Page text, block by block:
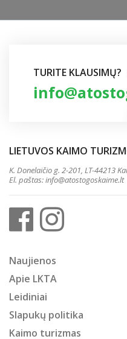
TURITE KLAUSIMŲ?
LIETUVOS KAIMO
K. Donelaičio g. 2-201, LT-44213
El. paštas:info@atostogoskaime.lt
Naujienos
Apie LKTA
Leidiniai
Slapukų politika
Kaimo turizmas